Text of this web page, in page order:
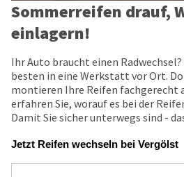
Sommerreifen drauf,
einlagern!
Ihr Auto braucht einen
besten in eine Werkstatt vor Ort.
montieren Ihre Reifen fachgerecht
erfahren Sie, worauf es bei der
Damit Sie sicher unterwegs sind -
Jetzt Reifen wechseln bei Vergölst